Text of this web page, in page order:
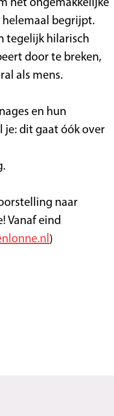
het ongemakkelijke
begrijpt.
tegelijk hilarisch
door te breken,
als mens.
en hun
je: dit gaat óók over
naar
Vanaf eind
)